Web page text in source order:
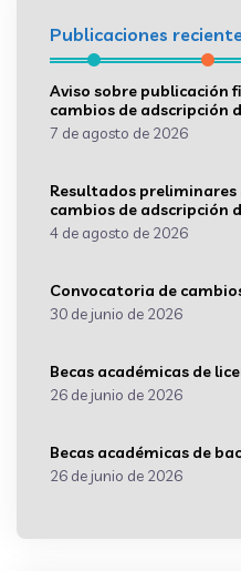
Publicaciones
Aviso sobre publicación
cambios de adscripción
7 de agosto de 2026
Resultados
cambios de adscripción
4 de agosto de 2026
Convocatoria de
30 de junio de 2026
Becas académicas de
26 de junio de 2026
Becas académicas de
26 de junio de 2026